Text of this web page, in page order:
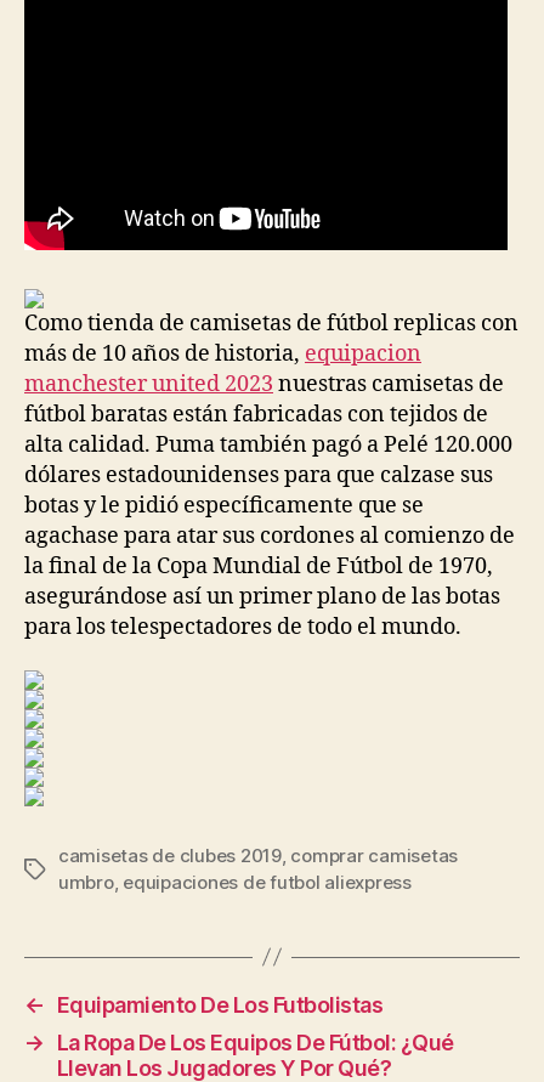
Como tienda de camisetas de fútbol replicas con
más de 10 años de historia, equipacion
manchester united 2023 nuestras camisetas de
fútbol baratas están fabricadas con tejidos de
alta calidad. Puma también pagó a Pelé 120.000
dólares estadounidenses para que calzase sus
botas y le pidió específicamente que se
agachase para atar sus cordones al comienzo de
la final de la Copa Mundial de Fútbol de 1970,
asegurándose así un primer plano de las botas
para los telespectadores de todo el mundo.
Etiquetas
camisetas de clubes 2019, comprar camisetas
umbro, equipaciones de futbol aliexpress
←
Equipamiento De Los Futbolistas
→
La Ropa De Los Equipos De Fútbol: ¿Qué
Llevan Los Jugadores Y Por Qué?